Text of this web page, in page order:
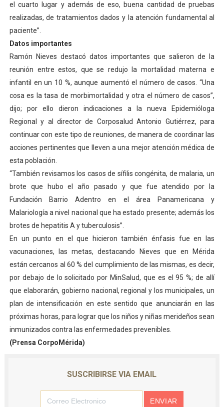
el cuarto lugar y además de eso, buena cantidad de pruebas
realizadas, de tratamientos dados y la atención fundamental al
paciente”.
Datos importantes
Ramón Nieves destacó datos importantes que salieron de la
reunión entre estos, que se redujo la mortalidad materna e
infantil en un 10 %, aunque aumentó el número de casos. “Una
cosa es la tasa de morbimortalidad y otra el número de casos”,
dijo; por ello dieron indicaciones a la nueva Epidemióloga
Regional y al director de Corposalud Antonio Gutiérrez, para
continuar con este tipo de reuniones, de manera de coordinar las
acciones pertinentes que lleven a una mejor atención médica de
esta población.
“También revisamos los casos de sífilis congénita, de malaria, un
brote que hubo el año pasado y que fue atendido por la
Fundación Barrio Adentro en el área Panamericana y
Malariología a nivel nacional que ha estado presente; además los
brotes de hepatitis A y tuberculosis”.
En un punto en el que hicieron también énfasis fue en las
vacunaciones, las metas, destacando Nieves que en Mérida
están cercanos al 60 % del cumplimiento de las mismas, es decir,
por debajo de lo solicitado por MinSalud, que es el 95 %; de allí
que elaborarán, gobierno nacional, regional y los municipales, un
plan de intensificación en este sentido que anunciarán en las
próximas horas, para lograr que los niños y niñas merideños sean
inmunizados contra las enfermedades prevenibles.
(Prensa CorpoMérida)
SUSCRIBIRSE VIA EMAIL